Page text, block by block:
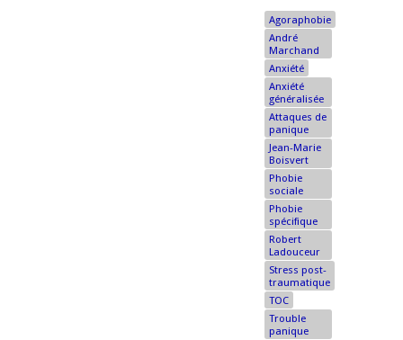
Agoraphobie
André
Marchand
Anxiété
Anxiété
généralisée
Attaques de
panique
Jean-Marie
Boisvert
Phobie
sociale
Phobie
spécifique
Robert
Ladouceur
Stress post-
traumatique
TOC
Trouble
panique